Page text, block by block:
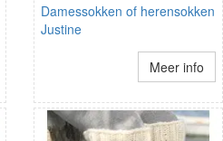
Damessokken of herensokken
Justine
Meer info